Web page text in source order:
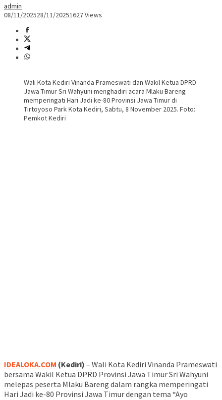
admin
08/11/202528/11/20251627 Views
Wali Kota Kediri Vinanda Prameswati dan Wakil Ketua DPRD
Jawa Timur Sri Wahyuni menghadiri acara Mlaku Bareng
memperingati Hari Jadi ke-80 Provinsi Jawa Timur di
Tirtoyoso Park Kota Kediri, Sabtu, 8 November 2025. Foto:
Pemkot Kediri
IDEALOKA.COM (Kediri) – Wali Kota Kediri Vinanda Prameswati
bersama Wakil Ketua DPRD Provinsi Jawa Timur Sri Wahyuni
melepas peserta Mlaku Bareng dalam rangka memperingati
Hari Jadi ke-80 Provinsi Jawa Timur dengan tema “Ayo